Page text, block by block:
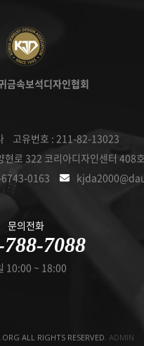
금속보석디자인협회
고유번호 : 211-82-13023
현로 322 코리아디자인센터 408
0163
문의전화
788-7088
10:00 ~ 18:00
ALL RIGHTS RESERVED. ADMIN